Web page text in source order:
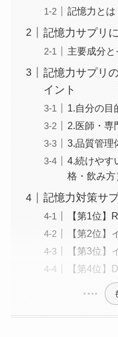
記憶力とは
記憶力サプリ
主要成分
記憶力サプリ
イント
1.自分の目
2.医師・専
3.品質管理
4.続けやす
格・飲み方
記憶力対策サ
【第1位】
【第2位】
【第3位】
【第4位】